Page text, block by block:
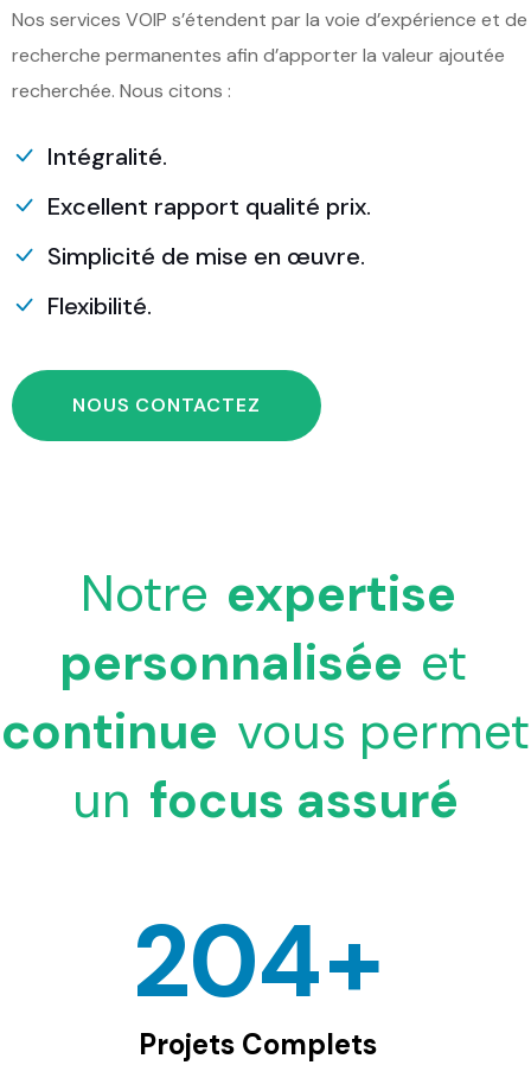
Nos services VOIP s’étendent par la voie d’expérience et de
recherche permanentes afin d’apporter la valeur ajoutée
recherchée. Nous citons :
Intégralité.
Excellent rapport qualité prix.
Simplicité de mise en œuvre.
Flexibilité.
NOUS CONTACTEZ
Notre expertise
personnalisée et
continue vous permet
un focus assuré
249+
Projets Complets